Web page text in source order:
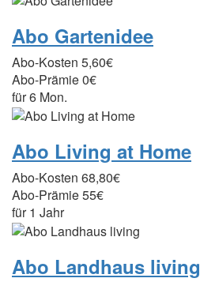
Abo Gartenidee
Abo-Kosten 5,60€
Abo-Prämie0€
für 6 Mon.
Abo Living at Home
Abo-Kosten 68,80€
Abo-Prämie55€
für 1 Jahr
Abo Landhaus living